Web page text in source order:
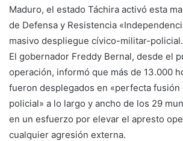
Maduro, el estado Táchira activó esta
de Defensa y Resistencia
masivo despliegue cívico-militar-policial.
​El gobernador Freddy Bernal, desde el
operación, informó que más de 13.000
fueron desplegados en «perfecta fusión
policial» a lo largo y ancho de los 29
en un esfuerzo por elevar el apresto
cualquier agresión externa.